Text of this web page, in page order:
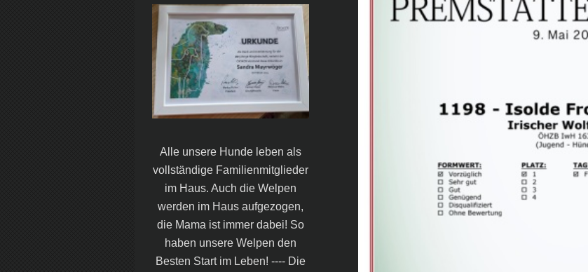
Alle unsere Hunde leben als
vollständige Familienmitglieder
im Haus. Auch die Welpen
werden im Haus aufgezogen,
die Mama ist immer dabei! So
haben unsere Welpen den
Besten Start im Leben! ---- Die